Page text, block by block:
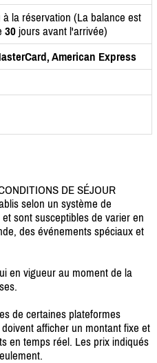
à la réservation (La balance est
30 jours avant l'arrivée)
American Express
DE SÉJOUR
selon un système de
sont susceptibles de varier en
des événements spéciaux et
en vigueur au moment de la
de certaines plateformes
afficher un montant fixe et
en temps réel. Les prix indiqués